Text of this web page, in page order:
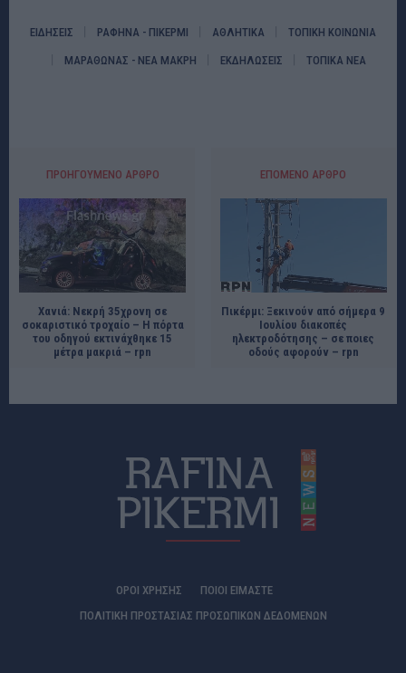
ΕΙΔΗΣΕΙΣ ΡΑΦΗΝΑ - ΠΙΚΕΡΜΙ ΑΘΛΗΤΙΚΑ ΤΟΠΙΚΗ ΚΟΙΝΩΝΙΑ
ΜΑΡΑΘΩΝΑΣ - ΝΕΑ ΜΑΚΡΗ ΕΚΔΗΛΩΣΕΙΣ ΤΟΠΙΚΑ ΝΕΑ
ΠΡΟΗΓΟΎΜΕΝΟ ΆΡΘΡΟ
Χανιά: Νεκρή 35χρονη σε
σοκαριστικό τροχαίο – Η πόρτα
του οδηγού εκτινάχθηκε 15
μέτρα μακριά – rpn
ΕΠΌΜΕΝΟ ΆΡΘΡΟ
Πικέρμι: Ξεκινούν από σήμερα 9
Ιουλίου διακοπές
ηλεκτροδότησης – σε ποιες
οδούς αφορούν – rpn
ΟΡΟΙ ΧΡΗΣΗΣ
ΠΟΙΟΊ ΕΊΜΑΣΤΕ
ΠΟΛΙΤΙΚΗ ΠΡΟΣΤΑΣΙΑΣ ΠΡΟΣΩΠΙΚΩΝ ΔΕΔΟΜΕΝΩΝ